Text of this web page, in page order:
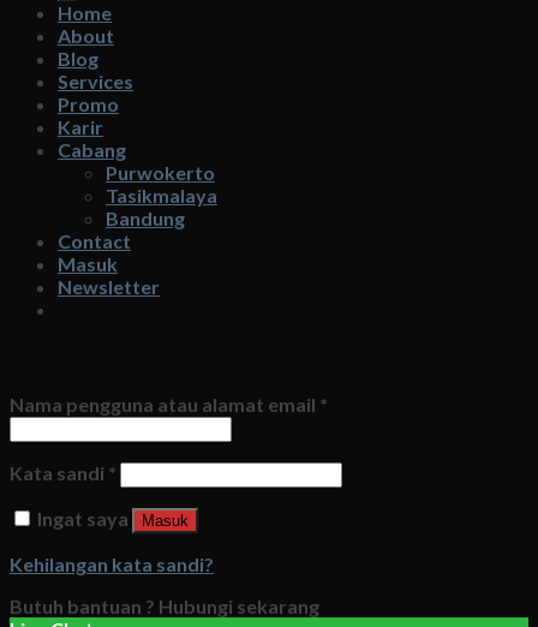
Home
About
Blog
Services
Promo
Karir
Cabang
Purwokerto
Tasikmalaya
Bandung
Contact
Masuk
Newsletter
Nama pengguna atau alamat email *
Kata sandi *
Ingat saya
Masuk
Kehilangan kata sandi?
Butuh bantuan ? Hubungi sekarang